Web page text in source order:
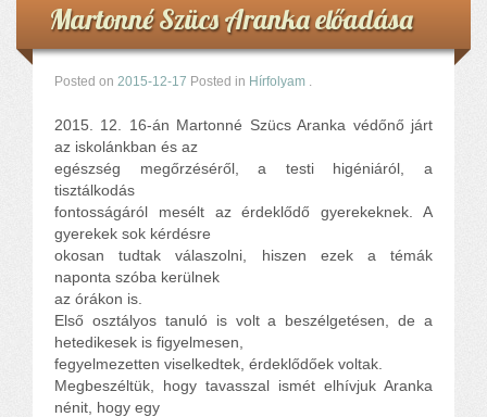
Martonné Szücs Aranka előadása
Posted on 2015-12-17 Posted in Hírfolyam .
2015. 12. 16-án Martonné Szücs Aranka védőnő járt
az iskolánkban és az
egészség megőrzéséről, a testi higéniáról, a
tisztálkodás
fontosságáról mesélt az érdeklődő gyerekeknek. A
gyerekek sok kérdésre
okosan tudtak válaszolni, hiszen ezek a témák
naponta szóba kerülnek
az órákon is.
Első osztályos tanuló is volt a beszélgetésen, de a
hetedikesek is figyelmesen,
fegyelmezetten viselkedtek, érdeklődőek voltak.
Megbeszéltük, hogy tavasszal ismét elhívjuk Aranka
nénit, hogy egy